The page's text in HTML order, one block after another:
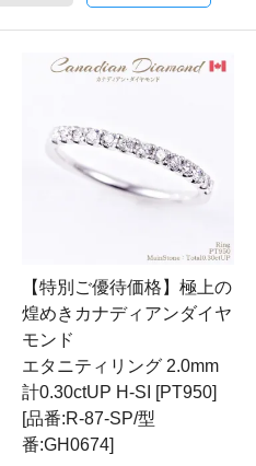
【特別ご優待価格】極上の
煌めきカナディアンダイヤ
モンド
エタニティリング 2.0mm
計0.30ctUP H-SI [PT950]
[品番:R-87-SP/型
番:GH0674]